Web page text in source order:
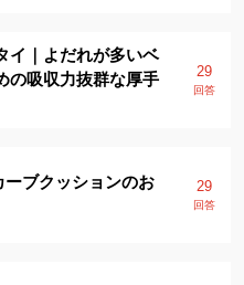
イ｜よだれが多いベ
の吸収力抜群な厚手
29
回答
ブクッションのお
29
回答